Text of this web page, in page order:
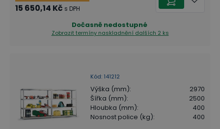
15 650,14 Kč s DPH
Dočasně nedostupné
Zobrazit termíny naskladnění dalších 2 ks
Kód: 141212
Výška (mm):
2970
Šířka (mm):
2500
Hloubka (mm):
400
Nosnost police (kg): 400